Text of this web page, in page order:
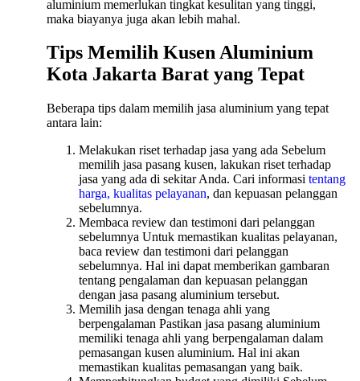
aluminium memerlukan tingkat kesulitan yang tinggi,
maka biayanya juga akan lebih mahal.
Tips Memilih Kusen Aluminium
Kota Jakarta Barat yang Tepat
Beberapa tips dalam memilih jasa aluminium yang tepat
antara lain:
Melakukan riset terhadap jasa yang ada Sebelum
memilih jasa pasang kusen, lakukan riset terhadap
jasa yang ada di sekitar Anda. Cari informasi tentang
harga, kualitas pelayanan, dan kepuasan pelanggan
sebelumnya.
Membaca review dan testimoni dari pelanggan
sebelumnya Untuk memastikan kualitas pelayanan,
baca review dan testimoni dari pelanggan
sebelumnya. Hal ini dapat memberikan gambaran
tentang pengalaman dan kepuasan pelanggan
dengan jasa pasang aluminium tersebut.
Memilih jasa dengan tenaga ahli yang
berpengalaman Pastikan jasa pasang aluminium
memiliki tenaga ahli yang berpengalaman dalam
pemasangan kusen aluminium. Hal ini akan
memastikan kualitas pemasangan yang baik.